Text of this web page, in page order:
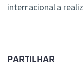
internacional a
PARTILHAR